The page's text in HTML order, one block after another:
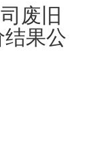
废旧
果公